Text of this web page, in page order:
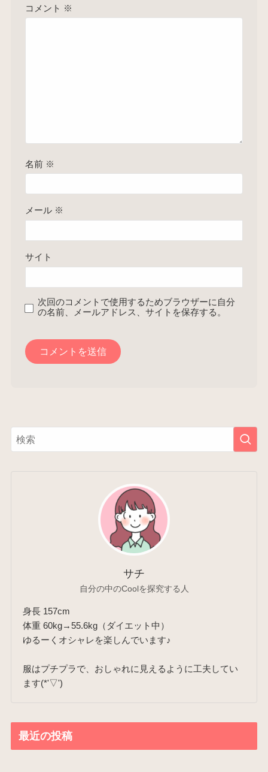
コメント ※
名前 ※
メール ※
サイト
次回のコメントで使用するためブラウザーに自分
の名前、メールアドレス、サイトを保存する。
サチ
自分の中のCoolを探究する人
身長 157cm
体重 60kg→55.6kg（ダイエット中）
ゆるーくオシャレを楽しんでいます♪
服はプチプラで、おしゃれに見えるように工夫してい
ます(*'▽')
最近の投稿